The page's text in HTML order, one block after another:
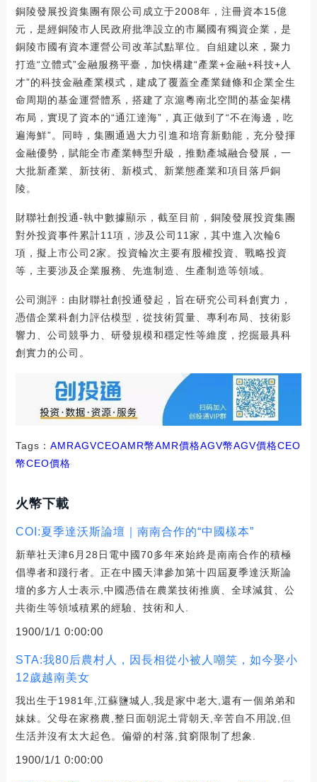
銅陵發展投資集團有限公司成立于2008年，注冊資本15億
元，是經銅陵市人民政府批準設立的市屬國有獨資企業，是
銅陵市國有資本運營公司改革試點單位。自組建以來，聚力
打造“立體式”金融服務平臺，加快構建“產業+金融+科技+人
才”的科技金融產業模式，建成了覆蓋全產業鏈條和企業全生
命周期的基金運營體系，搭建了京滬粵南北空間的基金架構
布局，實現了資本的“通江達海”，真正做到了“不在海邊，吃
遍海鮮”。同時，集團通過大力引進和培育新動能，充分發揮
金融優勢，賦能全市產業轉型升級，推動產城融合發展，一
大批新產業、新技術、新模式、新業態產業和項目落戶銅
陵。
財聯社創投通-執中數據顯示，截至目前，銅陵發展投資集團
對外投資事件累計11項，涉及公司11家，其中進入次輪6
項，擬上市公司2家。投資輪次主要有股權投資、戰略投資
等，主要涉及企業服務、先進制造、生產制造等領域。
公司測評：由財聯社創投通發起，旨在研究公司科創實力，
憑借企業科創力評估模型，從技術質量、專利布局、技術影
響力、公司競爭力、研發規模和穩定性等維度，挖掘最具科
創實力的公司。
Tags： AMRAGVCEOAMR幣AMR價格AGV幣AGV價格CEO
幣CEO價格
火幣下載
COI:夏季達沃斯論壇｜南南合作的“中國樣本”
新華社天津6月28日電中國70多年來始終是南南合作的積極
倡導者和踐行者。正在中國天津參加第十四屆夏季達沃斯論
壇的多方人士表示,中國憑借在農業技術推廣、全球減貧、公
共衛生等領域積累的經驗、技術和人.
1900/1/1 0:00:00
STA:我80后農村人，因長相從小被人嘲笑，如今娶小
12歲越南美女
我出生于1981年,江蘇鹽城人,我是家中老大,還有一個弟弟和
妹妹。父母在家務農,整日面朝泥土背朝天,辛苦自不用說,但
生活并沒有太大起色。偏僻的村落,貧窮限制了想象.
1900/1/1 0:00:00